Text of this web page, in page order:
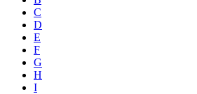
C
D
E
F
G
H
I